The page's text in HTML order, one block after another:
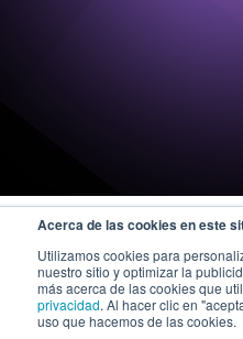
Acerca de las cookies en este
Utilizamos cookies para
nuestro sitio y optimizar la
más acerca de las cookies que
privacidad. Al hacer clic en
uso que hacemos de las cookies.